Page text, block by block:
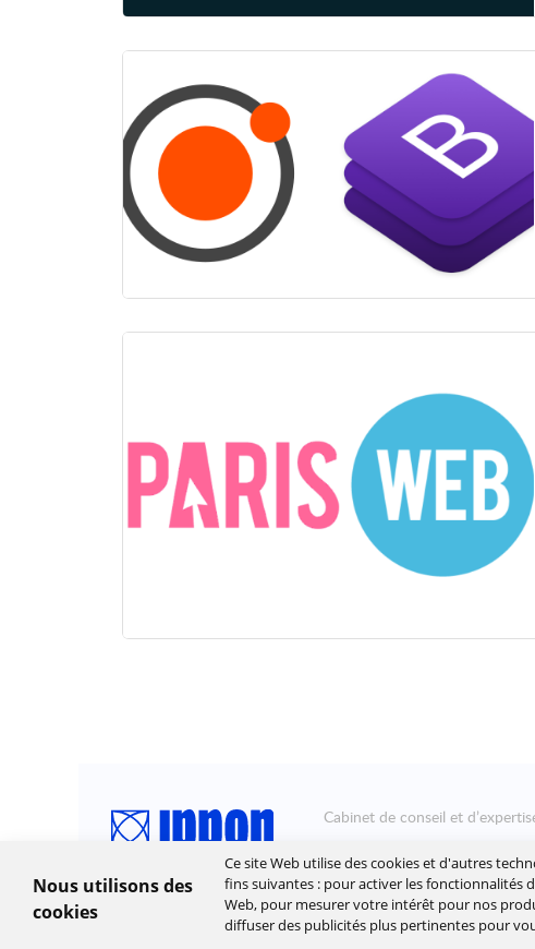
Nous utilisons des
cookies
Ce site Web utilise des cookies et d'autres
fins suivantes : pour activer les fonctionnalités
Web, pour mesurer votre intérêt pour nos
diffuser des publicités plus pertinentes pour
Cabinet de conseil et
leur stratégie et à déployer
attendue.